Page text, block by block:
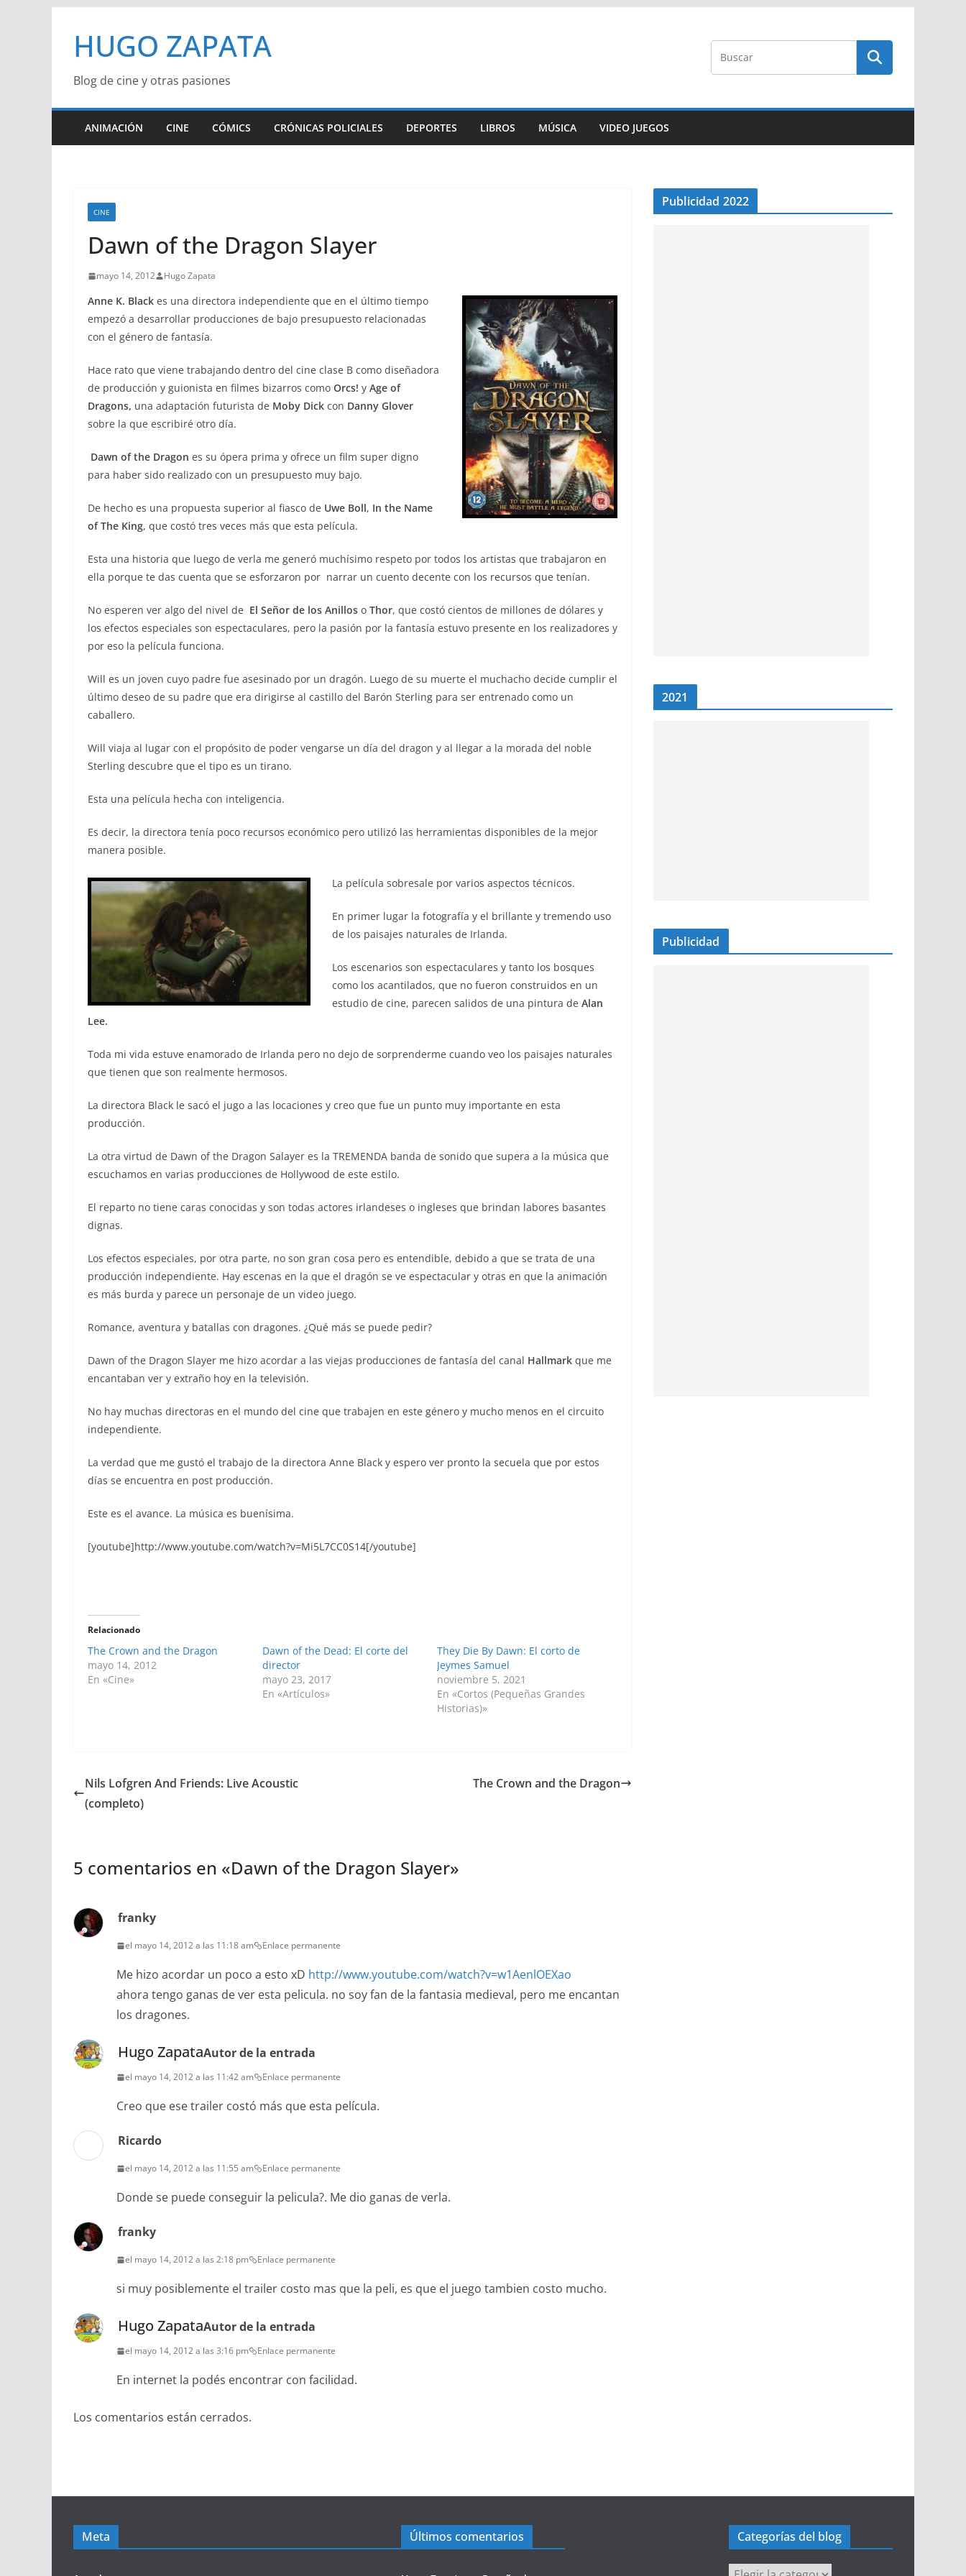
contenido
HUGO ZAPATA
Blog de cine y otras pasiones
ANIMACIÓN CINE CÓMICS CRÓNICAS POLICIALES DEPORTES LIBROS MÚSICA VIDEO JUEGOS
CINE
Dawn of the Dragon Slayer
mayo 14, 2012 Hugo Zapata
Anne K. Black es una directora independiente que en el último tiempo
empezó a desarrollar producciones de bajo presupuesto relacionadas
con el género de fantasía.
Hace rato que viene trabajando dentro del cine clase B como diseñadora
de producción y guionista en filmes bizarros como Orcs! y Age of
Dragons, una adaptación futurista de Moby Dick con Danny Glover
sobre la que escribiré otro día.
Dawn of the Dragon es su ópera prima y ofrece un film super digno
para haber sido realizado con un presupuesto muy bajo.
De hecho es una propuesta superior al fiasco de Uwe Boll, In the Name
of The King, que costó tres veces más que esta película.
Esta una historia que luego de verla me generó muchísimo respeto por todos los artistas que trabajaron en
ella porque te das cuenta que se esforzaron por narrar un cuento decente con los recursos que tenían.
No esperen ver algo del nivel de El Señor de los Anillos o Thor, que costó cientos de millones de dólares y
los efectos especiales son espectaculares, pero la pasión por la fantasía estuvo presente en los realizadores y
por eso la película funciona.
Will es un joven cuyo padre fue asesinado por un dragón. Luego de su muerte el muchacho decide cumplir el
último deseo de su padre que era dirigirse al castillo del Barón Sterling para ser entrenado como un
caballero.
Will viaja al lugar con el propósito de poder vengarse un día del dragon y al llegar a la morada del noble
Sterling descubre que el tipo es un tirano.
Esta una película hecha con inteligencia.
Es decir, la directora tenía poco recursos económico pero utilizó las herramientas disponibles de la mejor
manera posible.
La película sobresale por varios aspectos técnicos.
En primer lugar la fotografía y el brillante y tremendo uso
de los paisajes naturales de Irlanda.
Los escenarios son espectaculares y tanto los bosques
como los acantilados, que no fueron construidos en un
estudio de cine, parecen salidos de una pintura de Alan
Lee.
Toda mi vida estuve enamorado de Irlanda pero no dejo de sorprenderme cuando veo los paisajes naturales
que tienen que son realmente hermosos.
La directora Black le sacó el jugo a las locaciones y creo que fue un punto muy importante en esta
producción.
La otra virtud de Dawn of the Dragon Salayer es la TREMENDA banda de sonido que supera a la música que
escuchamos en varias producciones de Hollywood de este estilo.
El reparto no tiene caras conocidas y son todas actores irlandeses o ingleses que brindan labores basantes
dignas.
Los efectos especiales, por otra parte, no son gran cosa pero es entendible, debido a que se trata de una
producción independiente. Hay escenas en la que el dragón se ve espectacular y otras en que la animación
es más burda y parece un personaje de un video juego.
Romance, aventura y batallas con dragones. ¿Qué más se puede pedir?
Dawn of the Dragon Slayer me hizo acordar a las viejas producciones de fantasía del canal Hallmark que me
encantaban ver y extraño hoy en la televisión.
No hay muchas directoras en el mundo del cine que trabajen en este género y mucho menos en el circuito
independiente.
La verdad que me gustó el trabajo de la directora Anne Black y espero ver pronto la secuela que por estos
días se encuentra en post producción.
Este es el avance. La música es buenísima.
[youtube]http://www.youtube.com/watch?v=Mi5L7CC0S14[/youtube]
Relacionado
The Crown and the Dragon
mayo 14, 2012
En «Cine»
Dawn of the Dead: El corte del
director
mayo 23, 2017
En «Artículos»
They Die By Dawn: El corto de
Jeymes Samuel
noviembre 5, 2021
En «Cortos (Pequeñas Grandes
Historias)»
Nils Lofgren And Friends: Live Acoustic
(completo)
The Crown and the Dragon
5 comentarios en «Dawn of the Dragon Slayer»
franky
el mayo 14, 2012 a las 11:18 am Enlace permanente
Me hizo acordar un poco a esto xD http://www.youtube.com/watch?v=w1AenlOEXao
ahora tengo ganas de ver esta pelicula. no soy fan de la fantasia medieval, pero me encantan
los dragones.
Hugo ZapataAutor de la entrada
el mayo 14, 2012 a las 11:42 am Enlace permanente
Creo que ese trailer costó más que esta película.
Ricardo
el mayo 14, 2012 a las 11:55 am Enlace permanente
Donde se puede conseguir la pelicula?. Me dio ganas de verla.
franky
el mayo 14, 2012 a las 2:18 pm Enlace permanente
si muy posiblemente el trailer costo mas que la peli, es que el juego tambien costo mucho.
Hugo ZapataAutor de la entrada
el mayo 14, 2012 a las 3:16 pm Enlace permanente
En internet la podés encontrar con facilidad.
Los comentarios están cerrados.
Publicidad 2022
2021
Publicidad
Meta Últimos comentarios Categorías del blog
Categorías